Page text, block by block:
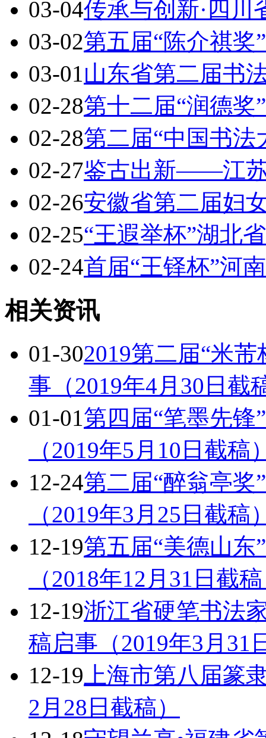
03-04传承与创新·四
03-02第五届“陈介祺
03-01山东省第二届书
02-28第十二届“润德
02-28第二届“中国书
02-27鉴古出新——江
02-26安徽省第二届妇
02-25“王遐举杯”湖北
02-24首届“王铎杯”河
相关资讯
01-302019第二届“米
事（2019年4月30日截
01-01第四届“笔墨先锋
（2019年5月10日截稿
12-24第二届“醉翁亭奖
（2019年3月25日截稿
12-19第五届“美德山东
（2018年12月31日截
12-19浙江省硬笔书法
稿启事（2019年3月31
12-19 上海市第八届篆
2月28日截稿）